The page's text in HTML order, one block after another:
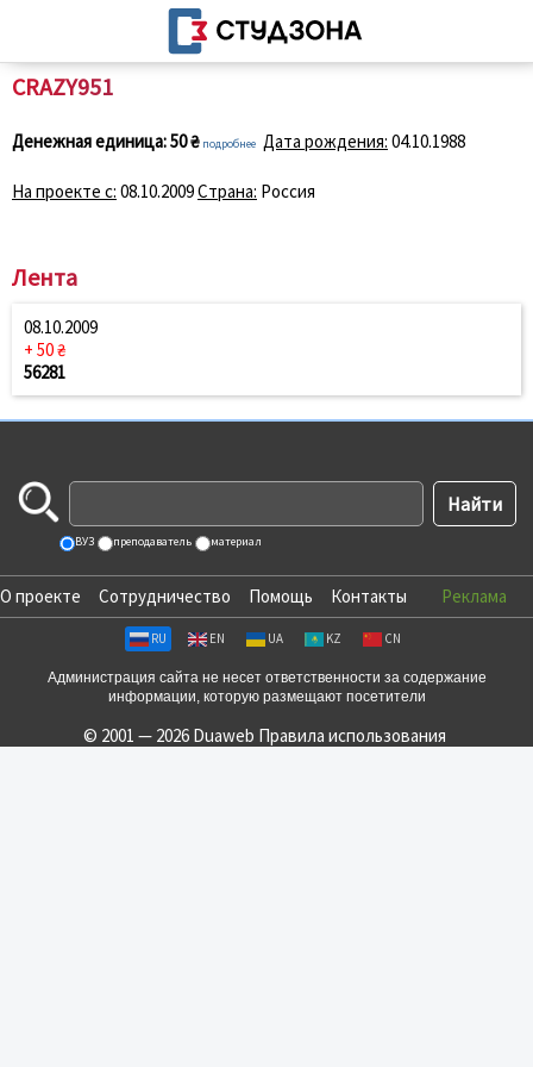
CRAZY951
Денежная единица:50 ₴ подробнее Дата рождения: 04.10.1988
На проекте с: 08.10.2009Страна: Россия
Лента
08.10.2009
+ 50 ₴
56281
ВУЗ преподаватель материал
О проекте Сотрудничество Помощь Контакты Реклама
RU EN UA KZ CN
Администрация сайта не несет ответственности за содержание
информации, которую размещают посетители
© 2001 — 2026 Duaweb Правила использования